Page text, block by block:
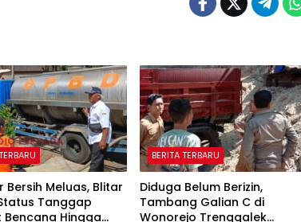
Bersih Meluas, Blitar
Tanggap
Bencana Hingga
BERITA TERBARU
Diduga Belum Berizin,
Tambang Galian C di
Wonorejo Trenggalek